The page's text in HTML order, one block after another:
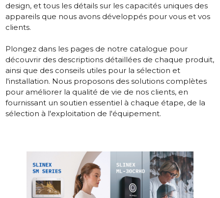
design, et tous les détails sur les capacités uniques des
appareils que nous avons développés pour vous et vos
clients.
Plongez dans les pages de notre catalogue pour
découvrir des descriptions détaillées de chaque produit,
ainsi que des conseils utiles pour la sélection et
l'installation. Nous proposons des solutions complètes
pour améliorer la qualité de vie de nos clients, en
fournissant un soutien essentiel à chaque étape, de la
sélection à l'exploitation de l'équipement.